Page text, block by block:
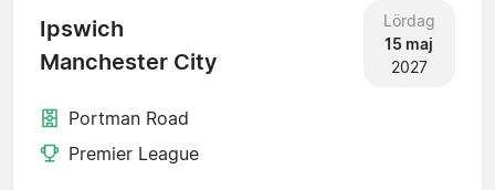
Ipswich
Manchester City
Lördag
15 maj
2027
Portman Road
Premier League